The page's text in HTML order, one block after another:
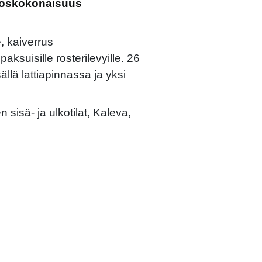
kaiverrus
rosterilevyille. 26
lattiapinnassa ja yksi
sisä- ja ulkotilat, Kaleva,